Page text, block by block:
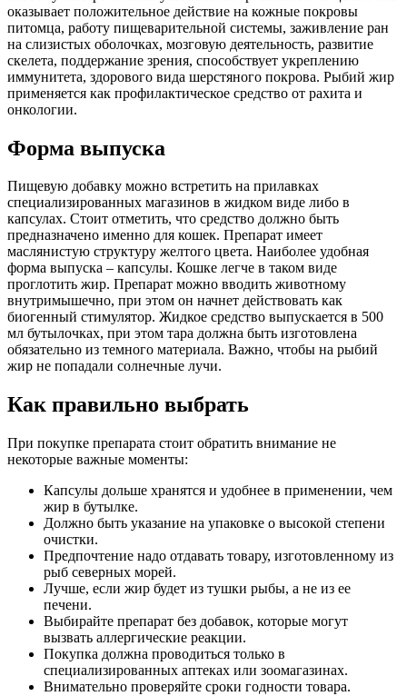
оказывает положительное действие на кожные покровы
питомца, работу пищеварительной системы, заживление ран
на слизистых оболочках, мозговую деятельность, развитие
скелета, поддержание зрения, способствует укреплению
иммунитета, здорового вида шерстяного покрова. Рыбий жир
применяется как профилактическое средство от рахита и
онкологии.
Форма выпуска
Пищевую добавку можно встретить на прилавках
специализированных магазинов в жидком виде либо в
капсулах. Стоит отметить, что средство должно быть
предназначено именно для кошек. Препарат имеет
маслянистую структуру желтого цвета. Наиболее удобная
форма выпуска – капсулы. Кошке легче в таком виде
проглотить жир. Препарат можно вводить животному
внутримышечно, при этом он начнет действовать как
биогенный стимулятор. Жидкое средство выпускается в 500
мл бутылочках, при этом тара должна быть изготовлена
обязательно из темного материала. Важно, чтобы на рыбий
жир не попадали солнечные лучи.
Как правильно выбрать
При покупке препарата стоит обратить внимание не
некоторые важные моменты:
Капсулы дольше хранятся и удобнее в применении, чем
жир в бутылке.
Должно быть указание на упаковке о высокой степени
очистки.
Предпочтение надо отдавать товару, изготовленному из
рыб северных морей.
Лучше, если жир будет из тушки рыбы, а не из ее
печени.
Выбирайте препарат без добавок, которые могут
вызвать аллергические реакции.
Покупка должна проводиться только в
специализированных аптеках или зоомагазинах.
Внимательно проверяйте сроки годности товара.